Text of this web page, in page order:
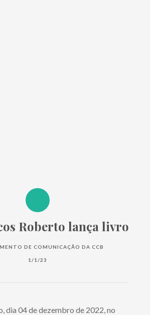
Roberto lança livro
DE COMUNICAÇÃO DA CCB
1/1/23
dia 04 de dezembro de 2022, no